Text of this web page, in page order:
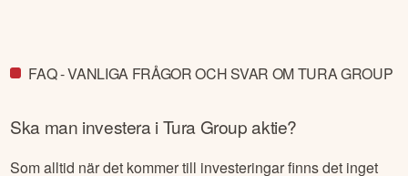
FAQ - VANLIGA FRÅGOR OCH SVAR OM TURA GROUP
Ska man investera iTura Groupaktie?
Som alltid när det kommer till investeringar finns det inget